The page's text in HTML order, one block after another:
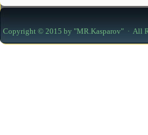
Copyright © 2015 by "MR.Kasparov" · All